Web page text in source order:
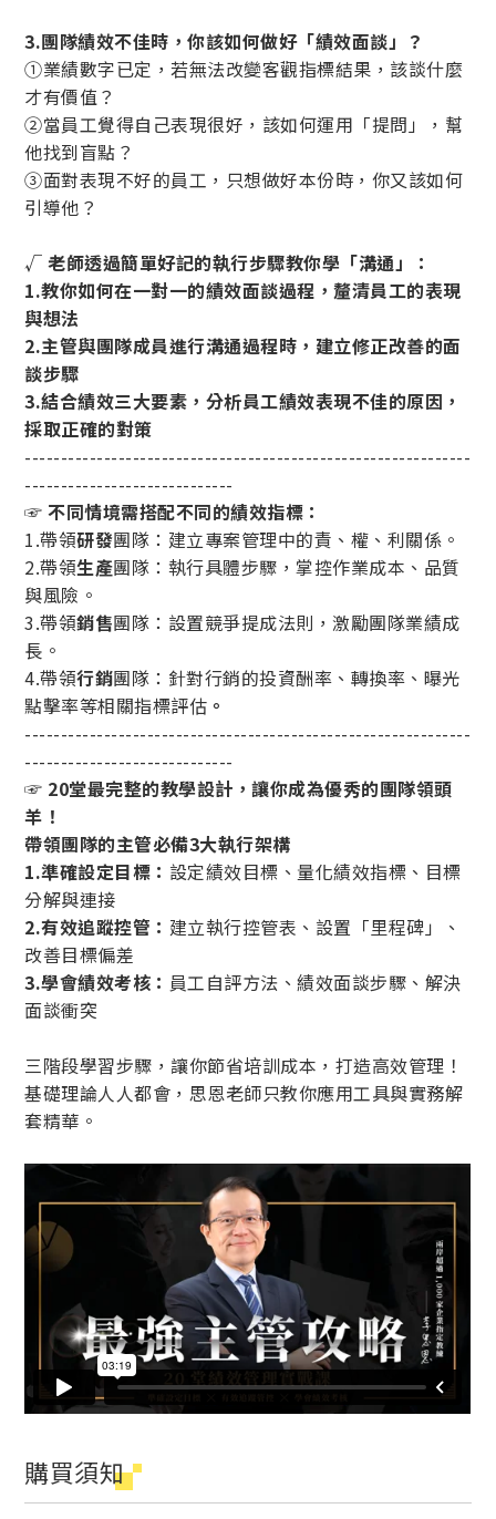
3.團隊績效不佳時，你該如何做好「績效面談」？
①業績數字已定，若無法改變客觀指標結果，該談什麼
才有價值？
②當員工覺得自己表現很好，該如何運用「提問」，幫
他找到盲點？
③面對表現不好的員工，只想做好本份時，你又該如何
引導他？
√ 老師透過簡單好記的執行步驟教你學「溝通」：
1.教你如何在一對一的績效面談過程，釐清員工的表現
與想法
2.主管與團隊成員進行溝通過程時，建立修正改善的面
談步驟
3.結合績效三大要素，分析員工績效表現不佳的原因，
採取正確的對策
--------------------------------------------------------------
-----------------------------
☞ 不同情境需搭配不同的績效指標：
1.帶領研發團隊：建立專案管理中的責、權、利關係。
2.帶領生產團隊：執行具體步驟，掌控作業成本、品質
與風險。
3.帶領銷售團隊：設置競爭提成法則，激勵團隊業績成
長。
4.帶領行銷團隊：針對行銷的投資酬率、轉換率、曝光
點擊率等相關指標評估 。
--------------------------------------------------------------
-----------------------------
☞ 20堂最完整的教學設計，讓你成為優秀的團隊領頭
羊！
帶領團隊的主管必備3大執行架構
1.準確設定目標： 設定績效目標、量化績效指標、目標
分解與連接
2.有效追蹤控管： 建立執行控管表、設置「里程碑」、
改善目標偏差
3.學會績效考核： 員工自評方法、績效面談步驟、解決
面談衝突
三階段學習步驟，讓你節省培訓成本，打造高效管理！
基礎理論人人都會，思恩老師只教你應用工具與實務解
套精華。
購買須知